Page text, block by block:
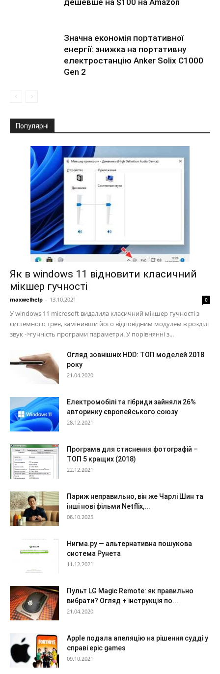
Значна економія портативної
енергії: знижка на портативну
електростанцію Anker Solix C1000
Gen 2
Популярні
Як в windows 11 відновити класичний
мікшер гучності
maxwelhelp - 13.10.2021 0
У windows 11 microsoft видалила класичний мікшер гучності з
системного трея, замінивши його відповідним модулем в розділі
звук ->гучність програми параметри. У порівнянні з...
Огляд зовнішніх HDD: ТОП моделей 2018
року
21.04.2020
Електромобілі та гібриди зайняли 26%
авторинку європейського союзу
28.12.2021
Програма для стиснення фотографій –
ТОП 5 кращих (2018)
22.12.2021
Париж неправильно, він же Чарлі Шин та
інші нові фільми Netflix,...
08.10.2025
Нигма.ру — альтернативна пошукова
система Рунета
11.12.2021
Пульт LG Magic Remote: як правильно
вибрати? Огляд + інструкція по...
21.04.2020
Apple подала апеляцію на рішення судді у
справі epic games
09.10.2021